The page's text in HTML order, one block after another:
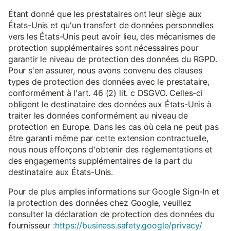
Étant donné que les prestataires ont leur siège aux
États-Unis et qu'un transfert de données personnelles
vers les États-Unis peut avoir lieu, des mécanismes de
protection supplémentaires sont nécessaires pour
garantir le niveau de protection des données du RGPD.
Pour s'en assurer, nous avons convenu des clauses
types de protection des données avec le prestataire,
conformément à l'art. 46 (2) lit. c DSGVO. Celles-ci
obligent le destinataire des données aux États-Unis à
traiter les données conformément au niveau de
protection en Europe. Dans les cas où cela ne peut pas
être garanti même par cette extension contractuelle,
nous nous efforçons d'obtenir des réglementations et
des engagements supplémentaires de la part du
destinataire aux États-Unis.
Pour de plus amples informations sur Google Sign-In et
la protection des données chez Google, veuillez
consulter la déclaration de protection des données du
fournisseur :https://business.safety.google/privacy/